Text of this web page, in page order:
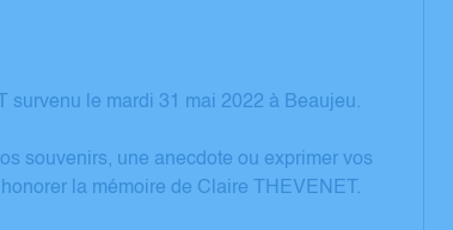
survenu le mardi 31 mai 2022 à Beaujeu.
souvenirs, une anecdote ou exprimer vos
la mémoire de Claire THEVENET.